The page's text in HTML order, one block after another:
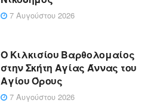
7 Αυγούστου 2026
Ο Κιλκισίου Βαρθολομαίος
στην Σκήτη Αγίας Άννας του
Αγίου Όρους
7 Αυγούστου 2026